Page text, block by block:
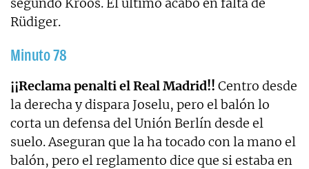
Rüdiger.
Minuto 78
¡¡Reclama penalti el Real Madrid!! Centro desde
la derecha y dispara Joselu, pero el balón lo
corta un defensa del Unión Berlín desde el
suelo. Aseguran que la ha tocado con la mano el
balón, pero el reglamento dice que si estaba en